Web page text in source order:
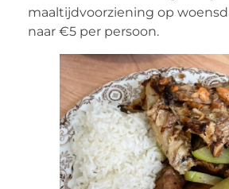
maaltijdvoorziening op
naar €5 per persoon.